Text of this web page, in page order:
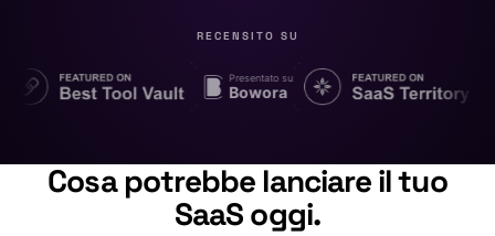
RECENSITO SU
Presentato su
Bowora
Cosa potrebbe lanciare il tuo
SaaS oggi.